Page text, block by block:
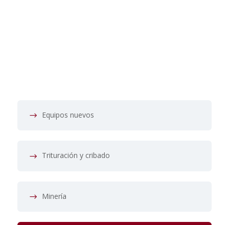
Equipos nuevos
Trituración y cribado
Minería